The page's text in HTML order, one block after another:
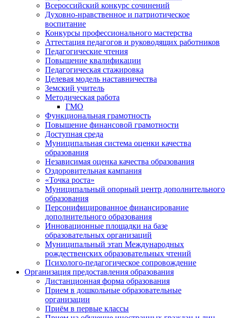
Всероссийский конкурс сочинений
Духовно-нравственное и патриотическое
воспитание
Конкурсы профессионального мастерства
Аттестация педагогов и руководящих работников
Педагогические чтения
Повышение квалификации
Педагогическая стажировка
Целевая модель наставничества
Земский учитель
Методическая работа
ГМО
Функциональная грамотность
Повышение финансовой грамотности
Доступная среда
Муниципальная система оценки качества
образования
Независимая оценка качества образования
Оздоровительная кампания
«Точка роста»
Муниципальный опорный центр дополнительного
образования
Персонифицированное финансирование
дополнительного образования
Инновационные площадки на базе
образовательных организаций
Муниципальный этап Международных
рождественских образовательных чтений
Психолого-педагогическое сопровождение
Организация предоставления образования
Дистанционная форма образования
Прием в дошкольные образовательные
организации
Приём в первые классы